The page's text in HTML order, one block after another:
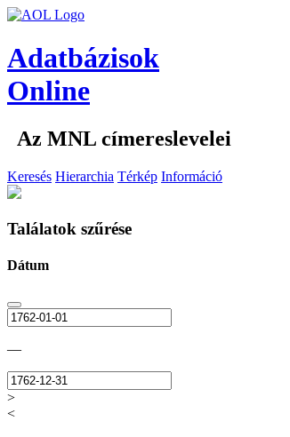
Adatbázisok
Online
Az MNL címereslevelei
Keresés Hierarchia Térkép Információ
Találatok szűrése
Dátum
—
>
<